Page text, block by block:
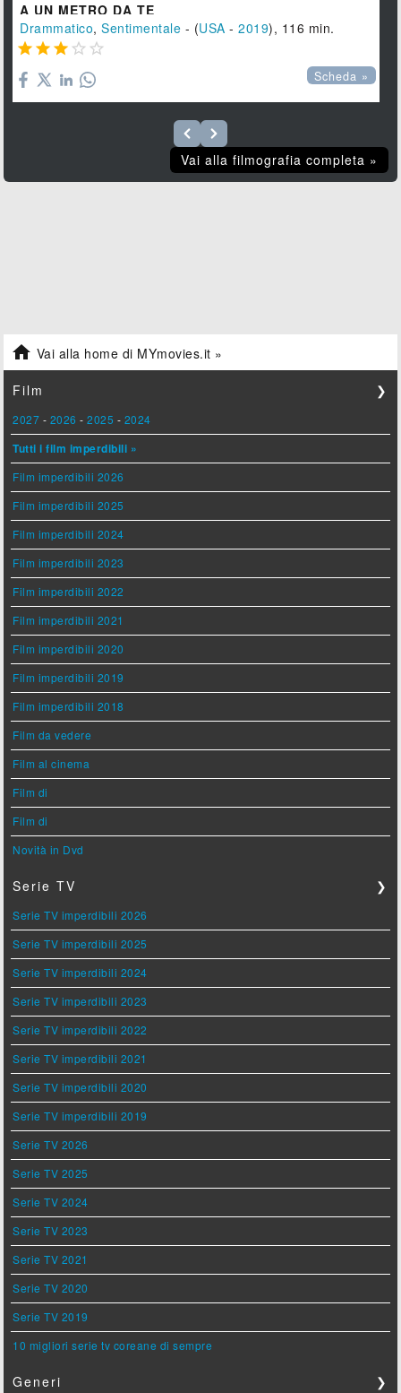
A UN METRO DA TE
Drammatico,Sentimentale - (USA -2019), 116 min.
    
Scheda »
Vai alla filmografia completa »
 Vai alla home di MYmovies.it »
Film ❯
2027 - 2026 -2025 - 2024
Tutti i film imperdibili »
Film imperdibili 2026
Film imperdibili 2025
Film imperdibili 2024
Film imperdibili 2023
Film imperdibili 2022
Film imperdibili 2021
Film imperdibili 2020
Film imperdibili 2019
Film imperdibili 2018
Film da vedere
Film al cinema
Film di
Film di
Novità in Dvd
Serie TV ❯
Serie TV imperdibili 2026
Serie TV imperdibili 2025
Serie TV imperdibili 2024
Serie TV imperdibili 2023
Serie TV imperdibili 2022
Serie TV imperdibili 2021
Serie TV imperdibili 2020
Serie TV imperdibili 2019
Serie TV 2026
Serie TV 2025
Serie TV 2024
Serie TV 2023
Serie TV 2021
Serie TV 2020
Serie TV 2019
10 migliori serie tv coreane di sempre
Generi ❯